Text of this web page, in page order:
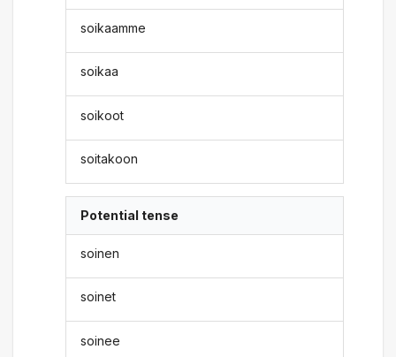
soikaamme
soikaa
soikoot
soitakoon
Potential tense
soinen
soinet
soinee